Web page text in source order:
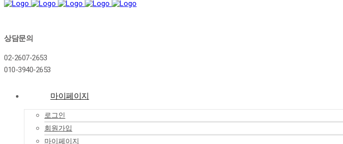
상담문의
02-2607-2653
010-3940-2653
마이페이지
로그인
회원가입
마이페이지